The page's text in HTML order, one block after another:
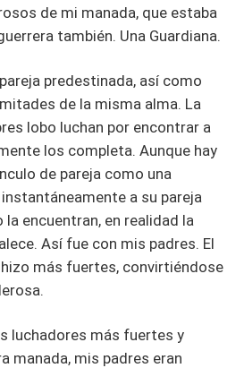
de mi manada, que estaba
también. Una Guardiana.
predestinada, así como
de la misma alma. La
lobo luchan por encontrar a
los completa. Aunque hay
de pareja como una
a su pareja
encuentran, en realidad la
Así fue con mis padres. El
más fuertes, convirtiéndose
luchadores más fuertes y
manada, mis padres eran